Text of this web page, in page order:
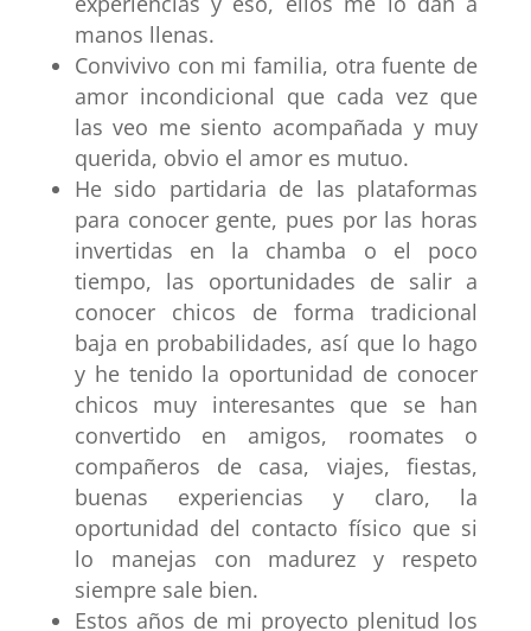
manos llenas.
Convivivo con mi familia, otra fuente de
amor incondicional que cada vez que
las veo me siento acompañada y muy
querida, obvio el amor es mutuo.
He sido partidaria de las plataformas
para conocer gente, pues por las horas
invertidas en la chamba o el poco
tiempo, las oportunidades de salir a
conocer chicos de forma tradicional
baja en probabilidades, así que lo hago
y he tenido la oportunidad de conocer
chicos muy interesantes que se han
convertido en amigos, roomates o
compañeros de casa, viajes, fiestas,
buenas experiencias y claro, la
oportunidad del contacto físico que si
lo manejas con madurez y respeto
siempre sale bien.
Estos años de mi proyecto plenitud los